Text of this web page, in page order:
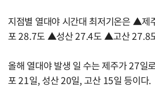
지점별 열대야 시간대 최저기온은 ▲
포 28.7도 ▲성산 27.4도 ▲고산 27.8
올해 열대야 발생 일 수는 제주가 27일
포 21일, 성산 20일, 고산 15일 등이다.